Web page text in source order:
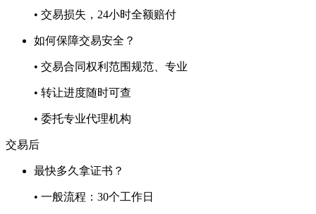
• 交易损失，24小时全额赔付
如何保障交易安全？
• 交易合同权利范围规范、专业
• 转让进度随时可查
• 委托专业代理机构
交易后
最快多久拿证书？
• 一般流程：30个工作日